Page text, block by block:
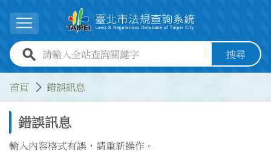
展開選單
全站查詢關鍵字欄位 搜尋
首頁 錯誤訊息
錯誤訊息
輸入內容格式有誤，請重新操作。